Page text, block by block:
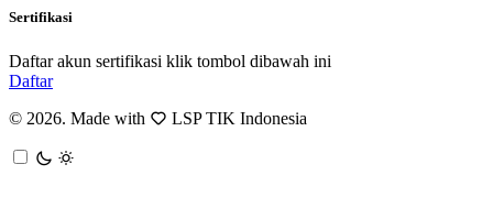
Sertifikasi
Daftar akun sertifikasi klik tombol dibawah ini
Daftar
© 2026. Made with
LSP TIK Indonesia